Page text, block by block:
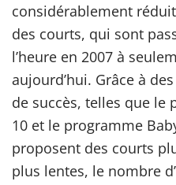
considérablement
des courts, qui sont
l’heure en 2007 à
aujourd’hui. Grâce à
de succès, telles que le
10 et le programme
proposent des courts
plus lentes, le nombre